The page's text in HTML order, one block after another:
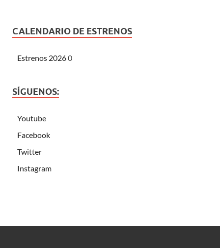
CALENDARIO DE ESTRENOS
Estrenos 20260
SÍGUENOS:
Youtube
Facebook
Twitter
Instagram